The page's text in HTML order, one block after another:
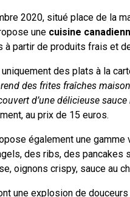
2020, situé place de la
une cuisine
à partir de produits frais et
des plats à la
des frites fraîches
d’une délicieuse
au prix de 15 euros.
également une gamme
des ribs, des pancakes
oignons crispy, sauce au
une explosion de douceurs